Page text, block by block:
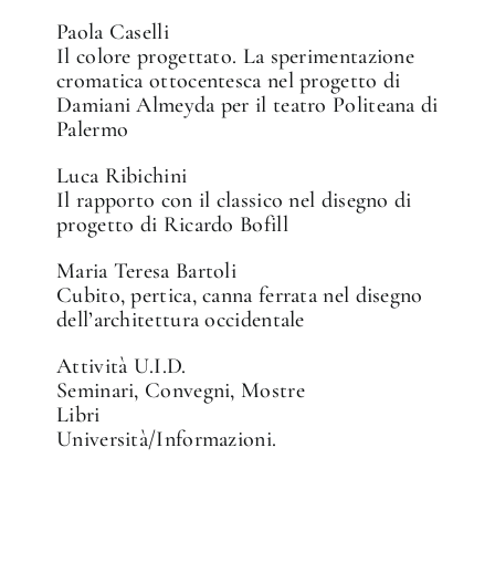
Paola Caselli
Il colore progettato. La sperimentazione
cromatica ottocentesca nel progetto di
Damiani Almeyda per il teatro Politeana di
Palermo
Luca Ribichini
Il rapporto con il classico nel disegno di
progetto di Ricardo Bofill
Maria Teresa Bartoli
Cubito, pertica, canna ferrata nel disegno
dell’architettura occidentale
Attività U.I.D.
Seminari, Convegni, Mostre
Libri
Università/Informazioni.